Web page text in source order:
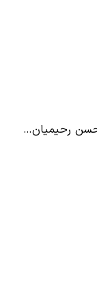
رحیمیان…